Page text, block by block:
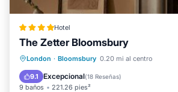
Hotel
The Zetter Bloomsbury
London · Bloomsbury 0.20 mi al centro
9.1 Excepcional(18 Reseñas)
9 baños 221.26 pies²
Desayuno Balcón/Terraza
Aire acondicionado